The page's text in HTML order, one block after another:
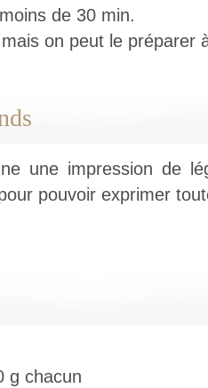
de 30 min.
on peut le préparer
une impression de
pouvoir exprimer
g chacun